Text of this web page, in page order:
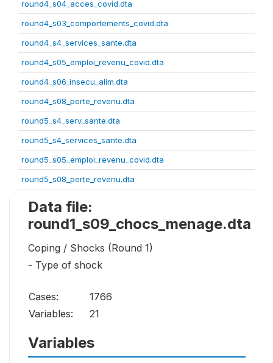
round4_s04_acces_covid.dta
round4_s03_comportements_covid.dta
round4_s4_services_sante.dta
round4_s05_emploi_revenu_covid.dta
round4_s06_insecu_alim.dta
round4_s08_perte_revenu.dta
round5_s4_serv_sante.dta
round5_s4_services_sante.dta
round5_s05_emploi_revenu_covid.dta
round5_s08_perte_revenu.dta
Data file:
round1_s09_chocs_menage.dta
Coping / Shocks (Round 1)
- Type of shock
Cases:
1766
Variables:
21
Variables